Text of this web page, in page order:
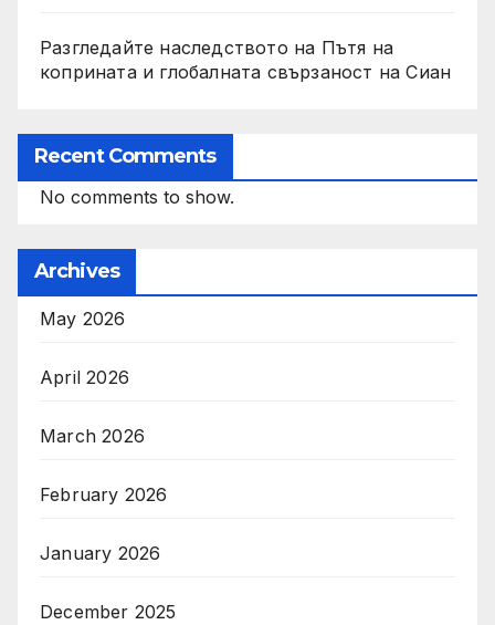
Разгледайте наследството на Пътя на
коприната и глобалната свързаност на Сиан
Recent Comments
No comments to show.
Archives
May 2026
April 2026
March 2026
February 2026
January 2026
December 2025